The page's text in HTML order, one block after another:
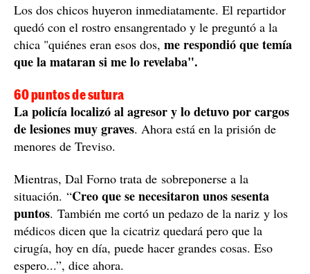
Los dos chicos huyeron inmediatamente. El repartidor
quedó con el rostro ensangrentado y le preguntó a la
chica "quiénes eran esos dos, me respondió que temía
que la mataran si me lo revelaba".
60 puntos de sutura
La policía localizó al agresor y lo detuvo por cargos
de lesiones muy graves. Ahora está en la prisión de
menores de Treviso.
Mientras, Dal Forno trata de sobreponerse a la
situación. “Creo que se necesitaron unos sesenta
puntos. También me cortó un pedazo de la nariz y los
médicos dicen que la cicatriz quedará pero que la
cirugía, hoy en día, puede hacer grandes cosas. Eso
espero...”, dice ahora.